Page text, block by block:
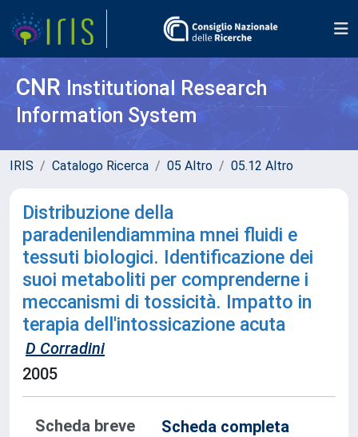
CNR Institutional Research
Information System
IRIS Catalogo Ricerca 05 Altro 05.12 Altro
Distribuzione della
paradenilendiammina mnei fluidi e
tessuti biologici. Identificazione dei
suoi metaboliti per comprenderne i
meccanismi di tossicità. Impatto in
terapia dell'intossicazione acuta
D Corradini
2005
Scheda breve
Scheda completa